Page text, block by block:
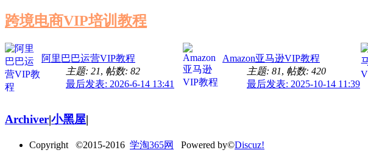
跨境电商VIP培训教程
阿里巴巴运营VIP教程
主题: 21, 帖数: 82
最后发表: 2026-6-14 13:41
Amazon亚马逊VIP教程
主题: 81, 帖数: 420
最后发表: 2025-10-14 11:39
Archiver|小黑屋|
Copyright ©2015-2016 学淘365网 Powered by©Discuz!